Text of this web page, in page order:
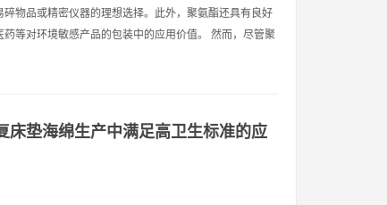
物品或精密仪器的理想选择。此外，聚氨酯还具有良好
等对环境敏感产品的包装中的应用价值。 然而，尽管聚
床垫海绵生产中满足高卫生标准的应